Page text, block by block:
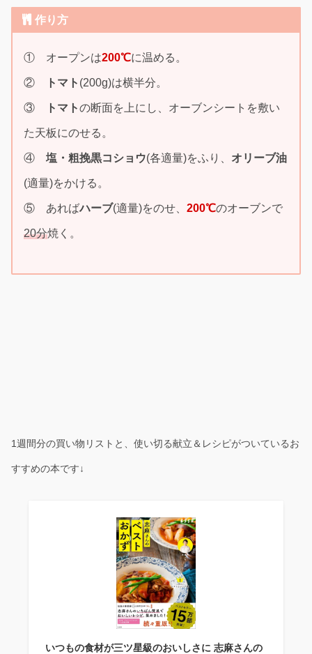
作り方
① オープンは200℃に温める。
② トマト (200g)は横半分。
③ トマトの断面を上にし、オーブンシートを敷い
た天板にのせる。
④ 塩・粗挽黒コショウ(各適量)をふり、 オリーブ油
(適量)をかける。
⑤ あればハーブ(適量)をのせ、 200℃のオーブンで
20分焼く。
1週間分の買い物リストと、使い切る献立＆レシピがついているお
すすめの本です↓
いつもの食材が三ツ星級のおいしさに 志麻さんの